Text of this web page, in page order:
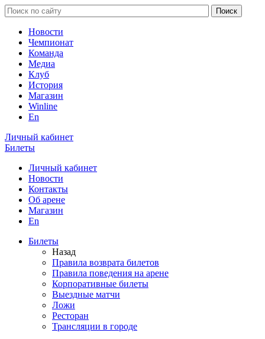
Новости
Чемпионат
Команда
Медиа
Клуб
История
Магазин
Winline
En
Личный кабинет
Билеты
Личный кабинет
Новости
Контакты
Об арене
Магазин
En
Билеты
Назад
Правила возврата билетов
Правила поведения на арене
Корпоративные билеты
Выездные матчи
Ложи
Ресторан
Трансляции в городе